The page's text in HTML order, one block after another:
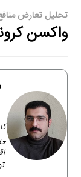
تحلیل تعارض
واکسن